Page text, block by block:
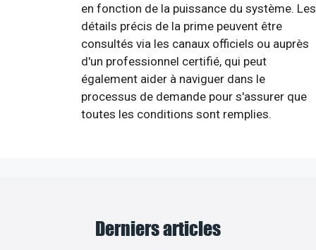
en fonction de la puissance du système. Les
détails précis de la prime peuvent être
consultés via les canaux officiels ou auprès
d'un professionnel certifié, qui peut
également aider à naviguer dans le
processus de demande pour s'assurer que
toutes les conditions sont remplies.
Derniers articles